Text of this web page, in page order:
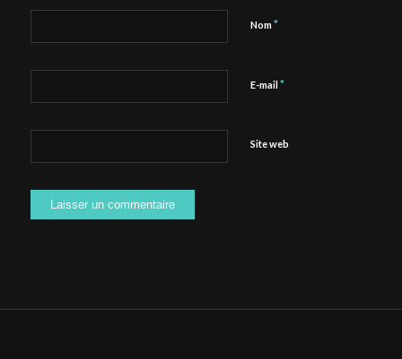
Nom*
E-mail *
Site web